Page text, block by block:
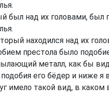
был над их головами, был
находился над их
престола было
металл, как бы вид
его бёдер и ниже я
имело такой вид, в